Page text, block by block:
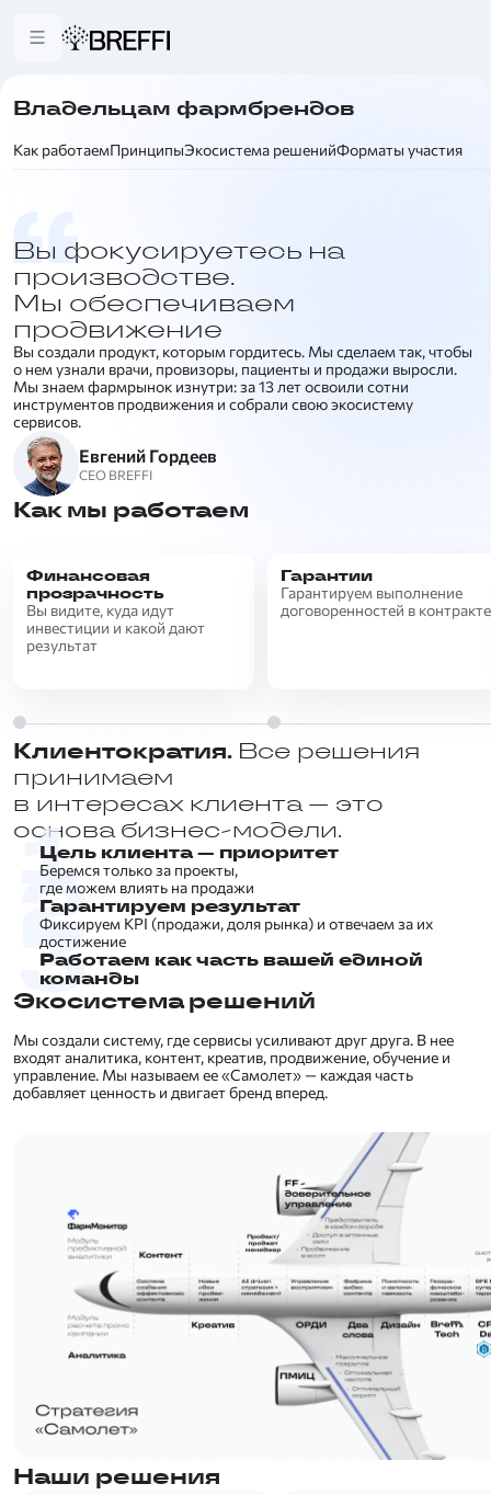
Владельцам фармбрендов
Как работаемПринципыЭкосистема решенийФорматы участия
Вы фокусируетесь на
производстве.
Мы обеспечиваем
продвижение
Вы создали продукт, которым гордитесь. Мы сделаем так, чтобы
о нем узнали врачи, провизоры, пациенты и продажи выросли.
Мы знаем фармрынок изнутри: за 13 лет освоили сотни
инструментов продвижения и собрали свою экосистему
сервисов.
Евгений Гордеев
CEO BREFFI
Как мы работаем
Финансовая
прозрачность
Вы видите, куда идут
инвестиции и какой дают
результат
Гарантии
Гарантируем выполнение
договоренностей в контракте
Клиентократия. Все решения
принимаем
в интересах клиента — это
основа бизнес-модели.
Цель клиента — приоритет
Беремся только за проекты,
где можем влиять на продажи
Гарантируем результат
Фиксируем KPI (продажи, доля рынка) и отвечаем за их
достижение
Работаем как часть вашей единой
команды
Экосистема решений
Мы создали систему, где сервисы усиливают друг друга. В нее
входят аналитика, контент, креатив, продвижение, обучение и
управление. Мы называем ее «Самолет» — каждая часть
добавляет ценность и двигает бренд вперед.
Наши решения